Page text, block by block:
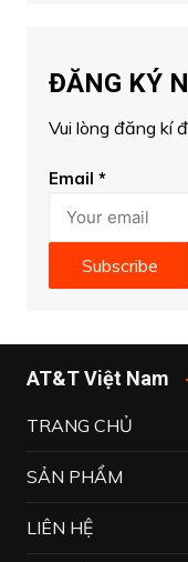
ĐĂNG KÝ
Vui lòng đăng kí
Email *
Subscribe
AT&T Việt Nam
TRANG CHỦ
SẢN PHẨM
LIÊN HỆ